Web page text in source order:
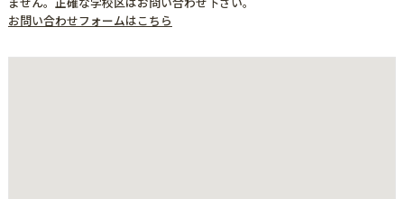
お問い合わせフォームはこちら